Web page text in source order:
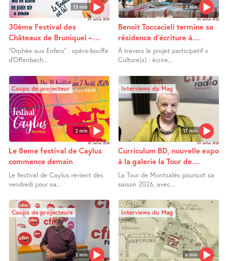
13 min
30 Juillet 2026
30ème Festival des
Châteaux de Bruniquel –
Orphée aux Enfers
"Orphée aux Enfers" : opéra-bouffe
d’Offenbach...
2 min
30 Juillet 2026
Benoit Toccacieli termine sa
résidence d’écriture à
Lafrançaise
À travers le projet participatif «
Culture(s) : écrire,...
2 min
Coups de projecteur
30 Juillet 2026
Le 8eme festival de Caylus
commence demain
Le festival de Caylus revient dès
vendredi pour sa...
17 min
Interviews du Mag
30 Juillet 2026
Curriculum BD, nouvelle expo
à la galerie la Tour de
Montsalès
La Tour de Montsalès poursuit sa
saison 2026, avec...
2 min
Coups de projecteurs
6 min
Interviews du Mag